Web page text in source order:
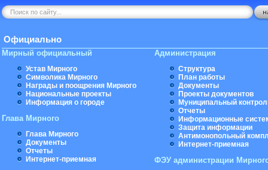
Официально
Мирный официальный
Устав Мирного
Символика Мирного
Награды и поощрения Мирного
Национальные проекты
Информация о городе
Глава Мирного
Глава Мирного
Документы
Отчеты
Интернет-приемная
Администрация
Структура
План работы
Документы
Проекты документов
Муниципальный
Отчеты
Информационные
Защита информации
Антимонопольный
Интернет-приемная
ФЭУ администрации